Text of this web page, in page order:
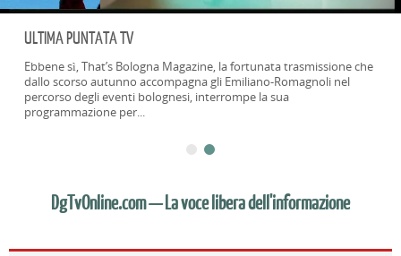
ITALIA : 3 MLN DI EURO ALLA SIRIA
Siria: dall’Italia 3 milioni di Euro di aiuti umanitari In vista
dell’apertura della tregua umanitaria concordata ieri a Monaco di
Baviera, l’Italia ha stanziato tre...
DgTvOnline.com — La voce libera dell'informazione